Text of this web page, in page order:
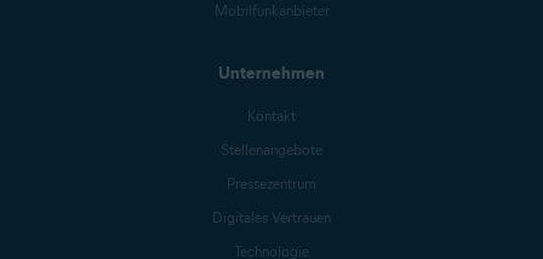
Mobilfunkanbieter
Unternehmen
Kontakt
Stellenangebote
Pressezentrum
Digitales Vertrauen
Technologie